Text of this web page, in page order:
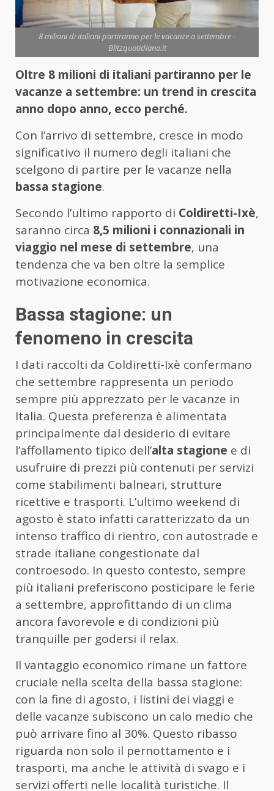
8 milioni di italiani partiranno per le vacanze a settembre -
Blitzquotidiano.it
Oltre 8 milioni di italiani partiranno per le
vacanze a settembre: un trend in crescita
anno dopo anno, ecco perché.
Con l’arrivo di settembre, cresce in modo
significativo il numero degli italiani che
scelgono di partire per le vacanze nella
bassa stagione.
Secondo l’ultimo rapporto di Coldiretti-Ixè,
saranno circa 8,5 milioni i connazionali in
viaggio nel mese di settembre, una
tendenza che va ben oltre la semplice
motivazione economica.
Bassa stagione: un
fenomeno in crescita
I dati raccolti da Coldiretti-Ixè confermano
che settembre rappresenta un periodo
sempre più apprezzato per le vacanze in
Italia. Questa preferenza è alimentata
principalmente dal desiderio di evitare
l’affollamento tipico dell’alta stagione e di
usufruire di prezzi più contenuti per servizi
come stabilimenti balneari, strutture
ricettive e trasporti. L’ultimo weekend di
agosto è stato infatti caratterizzato da un
intenso traffico di rientro, con autostrade e
strade italiane congestionate dal
controesodo. In questo contesto, sempre
più italiani preferiscono posticipare le ferie
a settembre, approfittando di un clima
ancora favorevole e di condizioni più
tranquille per godersi il relax.
Il vantaggio economico rimane un fattore
cruciale nella scelta della bassa stagione:
con la fine di agosto, i listini dei viaggi e
delle vacanze subiscono un calo medio che
può arrivare fino al 30%. Questo ribasso
riguarda non solo il pernottamento e i
trasporti, ma anche le attività di svago e i
servizi offerti nelle località turistiche. Il